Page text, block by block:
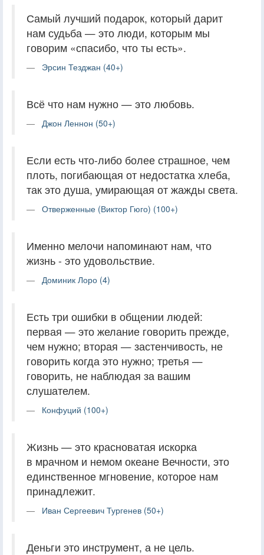
Самый лучший подарок, который дарит
нам судьба — это люди, которым мы
говорим «спасибо, что ты есть».
Эрсин Тезджан (40+)
Всё что нам нужно — это любовь.
Джон Леннон (50+)
Если есть что-либо более страшное, чем
плоть, погибающая от недостатка хлеба,
так это душа, умирающая от жажды света.
Отверженные (Виктор Гюго) (100+)
Именно мелочи напоминают нам, что
жизнь - это удовольствие.
Доминик Лоро (4)
Есть три ошибки в общении людей:
первая — это желание говорить прежде,
чем нужно; вторая — застенчивость, не
говорить когда это нужно; третья —
говорить, не наблюдая за вашим
слушателем.
Конфуций (100+)
Жизнь — это красноватая искорка
в мрачном и немом океане Вечности, это
единственное мгновение, которое нам
принадлежит.
Иван Сергеевич Тургенев (50+)
Деньги это инструмент, а не цель.